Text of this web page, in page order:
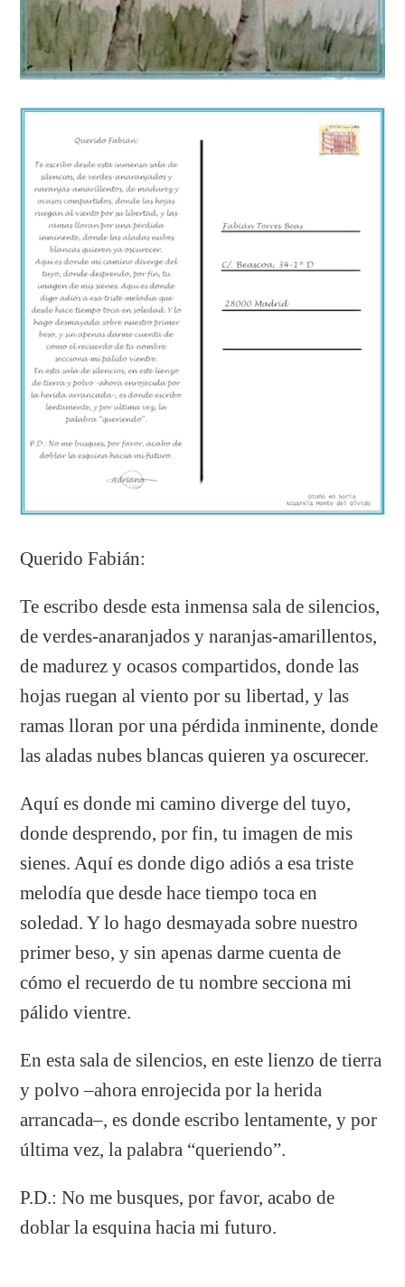
Querido Fabián:
Te escribo desde esta inmensa sala de silencios,
de verdes-anaranjados y naranjas-amarillentos,
de madurez y ocasos compartidos, donde las
hojas ruegan al viento por su libertad, y las
ramas lloran por una pérdida inminente, donde
las aladas nubes blancas quieren ya oscurecer.
Aquí es donde mi camino diverge del tuyo,
donde desprendo, por fin, tu imagen de mis
sienes. Aquí es donde digo adiós a esa triste
melodía que desde hace tiempo toca en
soledad. Y lo hago desmayada sobre nuestro
primer beso, y sin apenas darme cuenta de
cómo el recuerdo de tu nombre secciona mi
pálido vientre.
En esta sala de silencios, en este lienzo de tierra
y polvo –ahora enrojecida por la herida
arrancada–, es donde escribo lentamente, y por
última vez, la palabra “queriendo”.
P.D.: No me busques, por favor, acabo de
doblar la esquina hacia mi futuro.